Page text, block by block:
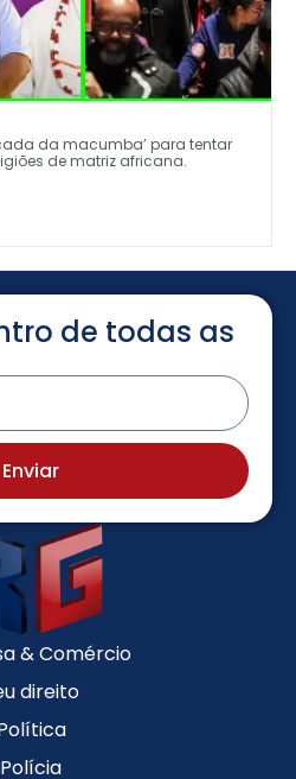
da macumba’ para tentar
de matriz africana.
de todas as
Enviar
& Comércio
direito
Polícia